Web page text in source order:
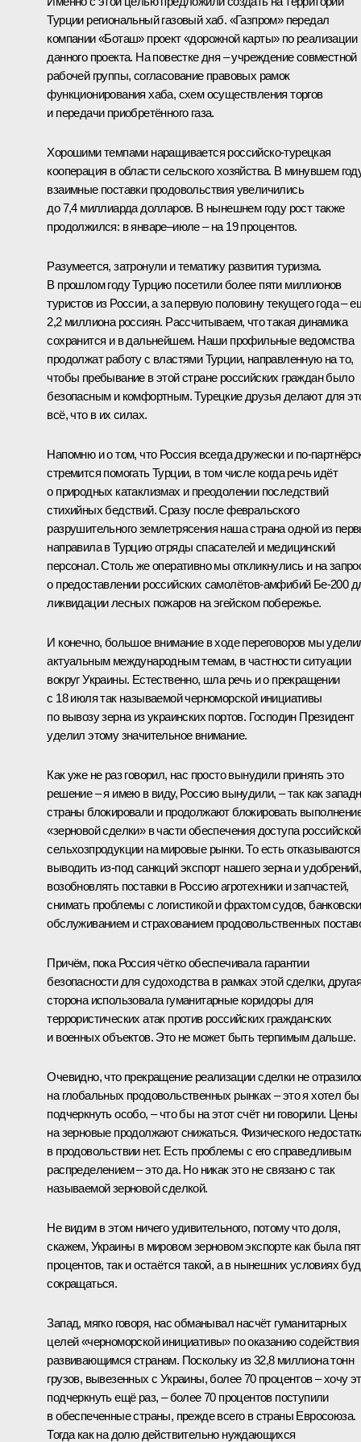
Турции региональный газовый хаб. «Газпром» передал
компании «Боташ» проект «дорожной карты» по реализации
данного проекта. На повестке дня – учреждение совместной
рабочей группы, согласование правовых рамок
функционирования хаба, схем осуществления торгов
и передачи приобретённого газа.
Хорошими темпами наращивается российско-турецкая
кооперация в области сельского хозяйства. В минувшем
взаимные поставки продовольствия увеличились
до 7,4 миллиарда долларов. В нынешнем году рост также
продолжился: в январе–июле – на 19 процентов.
Разумеется, затронули и тематику развития туризма.
В прошлом году Турцию посетили более пяти миллионов
туристов из России, а за первую половину текущего года –
2,2 миллиона россиян. Рассчитываем, что такая динамика
сохранится и в дальнейшем. Наши профильные ведомства
продолжат работу с властями Турции, направленную на то,
чтобы пребывание в этой стране российских граждан было
безопасным и комфортным. Турецкие друзья делают для
всё, что в их силах.
Напомню и о том, что Россия всегда дружески и по-
стремится помогать Турции, в том числе когда речь идёт
о природных катаклизмах и преодолении последствий
стихийных бедствий. Сразу после февральского
разрушительного землетрясения наша страна одной из
направила в Турцию отряды спасателей и медицинский
персонал. Столь же оперативно мы откликнулись и на
о предоставлении российских самолётов-амфибий Бе-200
ликвидации лесных пожаров на эгейском побережье.
И конечно, большое внимание в ходе переговоров мы
актуальным международным темам, в частности ситуации
вокруг Украины. Естественно, шла речь и о прекращении
с 18 июля так называемой черноморской инициативы
по вывозу зерна из украинских портов. Господин Президент
уделил этому значительное внимание.
Как уже не раз говорил, нас просто вынудили принять это
решение – я имею в виду, Россию вынудили, – так как
страны блокировали и продолжают блокировать
«зерновой сделки» в части обеспечения доступа российской
сельхозпродукции на мировые рынки. То есть отказываются
выводить из-под санкций экспорт нашего зерна и удобрений,
возобновлять поставки в Россию агротехники и запчастей,
снимать проблемы с логистикой и фрахтом судов,
обслуживанием и страхованием продовольственных
Причём, пока Россия чётко обеспечивала гарантии
безопасности для судоходства в рамках этой сделки,
сторона использовала гуманитарные коридоры для
террористических атак против российских гражданских
и военных объектов. Это не может быть терпимым дальше.
Очевидно, что прекращение реализации сделки не
на глобальных продовольственных рынках – это я хотел бы
подчеркнуть особо, – что бы на этот счёт ни говорили. Цены
на зерновые продолжают снижаться. Физического
в продовольствии нет. Есть проблемы с его справедливым
распределением – это да. Но никак это не связано с так
называемой зерновой сделкой.
Не видим в этом ничего удивительного, потому что доля,
скажем, Украины в мировом зерновом экспорте как была
процентов, так и остаётся такой, а в нынешних условиях
сокращаться.
Запад, мягко говоря, нас обманывал насчёт гуманитарных
целей «черноморской инициативы» по оказанию содействия
развивающимся странам. Поскольку из 32,8 миллиона тонн
грузов, вывезенных с Украины, более 70 процентов – хочу
подчеркнуть ещё раз, – более 70 процентов поступили
в обеспеченные страны, прежде всего в страны Евросоюза.
Тогда как на долю действительно нуждающихся